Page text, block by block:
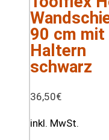
90 cm mit
Haltern
schwarz
36,50€
inkl. MwSt.